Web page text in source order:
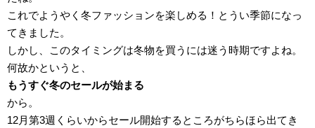
これでようやく冬ファッションを楽しめる！とうい季節になっ
てきました。
しかし、このタイミングは冬物を買うには迷う時期ですよね。
何故かというと、
もうすぐ冬のセールが始まる
から。
12月第3週くらいからセール開始するところがちらほら出てき